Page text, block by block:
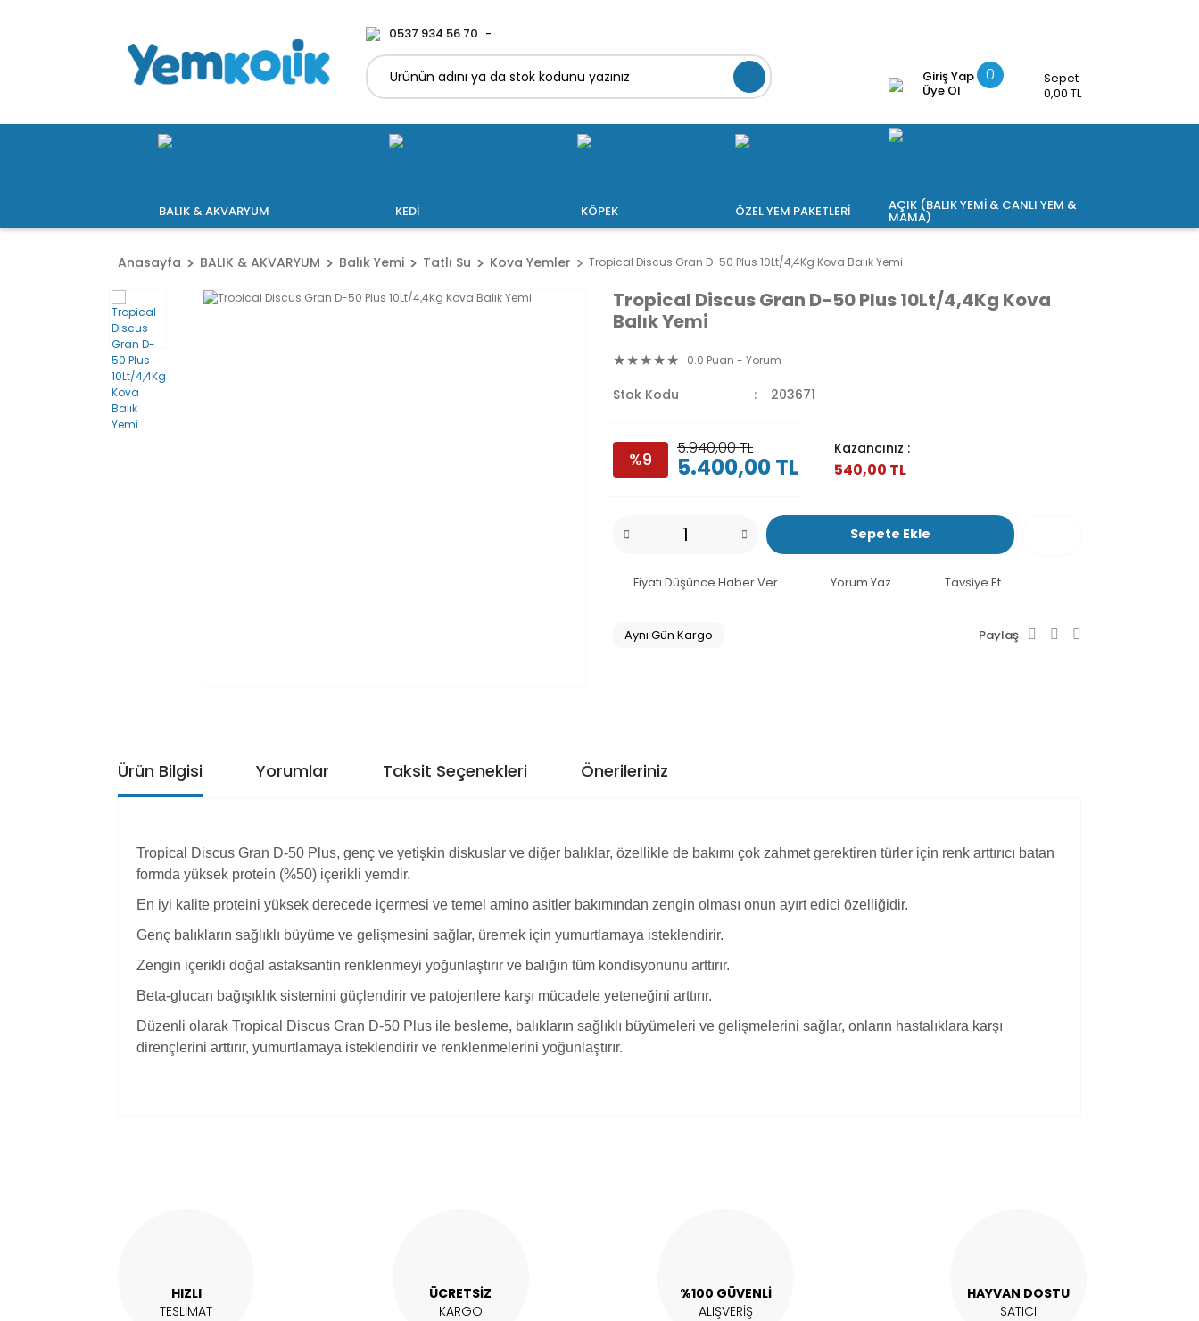
0537 934 56 70
Giriş Yap
Üye Ol
Sepet
0,00 TL
0
BALIK & AKVARYUM KEDİ KÖPEK ÖZEL YEM PAKETLERİ AÇIK (BALIK YEMİ & CANLI YEM &
MAMA)
Anasayfa BALIK & AKVARYUM Balık Yemi Tatlı Su Kova Yemler Tropical Discus Gran D-50 Plus 10Lt/4,4Kg Kova Balık Yemi
Tropical Discus Gran D-50 Plus 10Lt/4,4Kg Kova
Balık Yemi
0.0 Puan - Yorum
Stok Kodu 203671
%9
5.940,00 TL
5.400,00 TL
Kazancınız :
540,00 TL
Sepete Ekle
Fiyatı Düşünce Haber Ver Yorum Yaz Tavsiye Et
Aynı Gün Kargo Paylaş
Ürün Bilgisi Yorumlar Taksit Seçenekleri Önerileriniz
Tropical Discus Gran D-50 Plus, genç ve yetişkin diskuslar ve diğer balıklar, özellikle de bakımı çok zahmet gerektiren türler için renk arttırıcı batan
formda yüksek protein (%50) içerikli yemdir.
En iyi kalite proteini yüksek derecede içermesi ve temel amino asitler bakımından zengin olması onun ayırt edici özelliğidir.
Genç balıkların sağlıklı büyüme ve gelişmesini sağlar, üremek için yumurtlamaya isteklendirir.
Zengin içerikli doğal astaksantin renklenmeyi yoğunlaştırır ve balığın tüm kondisyonunu arttırır.
Beta-glucan bağışıklık sistemini güçlendirir ve patojenlere karşı mücadele yeteneğini arttırır.
Düzenli olarak Tropical Discus Gran D-50 Plus ile besleme, balıkların sağlıklı büyümeleri ve gelişmelerini sağlar, onların hastalıklara karşı
dirençlerini arttırır, yumurtlamaya isteklendirir ve renklenmelerini yoğunlaştırır.
HIZLI
TESLİMAT
ÜCRETSİZ
KARGO
%100 GÜVENLİ
ALIŞVERİŞ
HAYVAN DOSTU
SATICI